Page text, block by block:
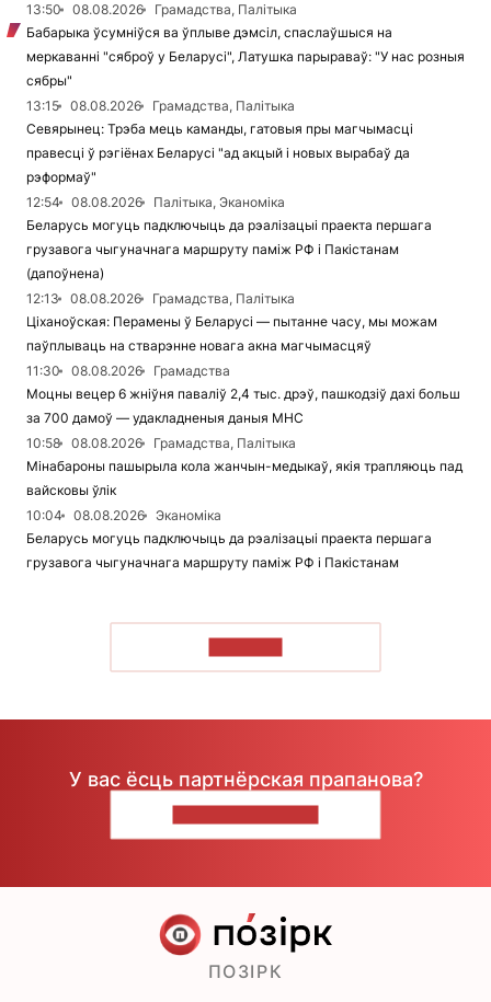
13:50
08.08.2026
Грамадства, Палітыка
Бабарыка ўсумніўся ва ўплыве дэмсіл, спаслаўшыся на
меркаванні "сяброў у Беларусі", Латушка парыраваў: "У нас розныя
сябры"
13:15
08.08.2026
Грамадства, Палітыка
Севярынец: Трэба мець каманды, гатовыя пры магчымасці
правесці ў рэгіёнах Беларусі "ад акцый і новых вырабаў да
рэформаў"
12:54
08.08.2026
Палітыка, Эканоміка
Беларусь могуць падключыць да рэалізацыі праекта першага
грузавога чыгуначнага маршруту паміж РФ і Пакістанам
(дапоўнена)
12:13
08.08.2026
Грамадства, Палітыка
Ціханоўская: Перамены ў Беларусі — пытанне часу, мы можам
паўплываць на стварэнне новага акна магчымасцяў
11:30
08.08.2026
Грамадства
Моцны вецер 6 жніўня паваліў 2,4 тыс. дрэў, пашкодзіў дахі больш
за 700 дамоў — удакладненыя даныя МНС
10:58
08.08.2026
Грамадства, Палітыка
Мінабароны пашырыла кола жанчын-медыкаў, якія трапляюць пад
вайсковы ўлік
10:04
08.08.2026
Эканоміка
Беларусь могуць падключыць да рэалізацыі праекта першага
грузавога чыгуначнага маршруту паміж РФ і Пакістанам
У вас ёсць партнёрская прапанова?
ПОЗІРК